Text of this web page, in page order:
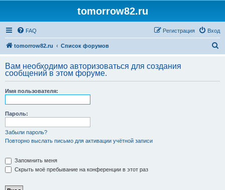
tomorrow82.ru
FAQ Вход
Регистрация
tomorrow82.ru Список форумов
с
Вам необходимо авторизоваться для создания
сообщений в этом форуме.
Имя пользователя:
Пароль:
Забыли пароль?
Повторно выслать письмо для активации учётной записи
Запомнить меня
Скрыть моё пребывание на конференции в этот раз